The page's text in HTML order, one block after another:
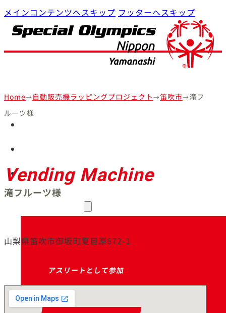
メインコンテンツへスキップ フッターへスキップ
SON・山梨について
参加・支援
アスリートとして参加
Home→自動販売機ラッピングプロジェクト→笛吹市→滝フ
ルーツ様
Vending Machine
滝フルーツ様
山梨県笛吹市御坂町夏目原672-1